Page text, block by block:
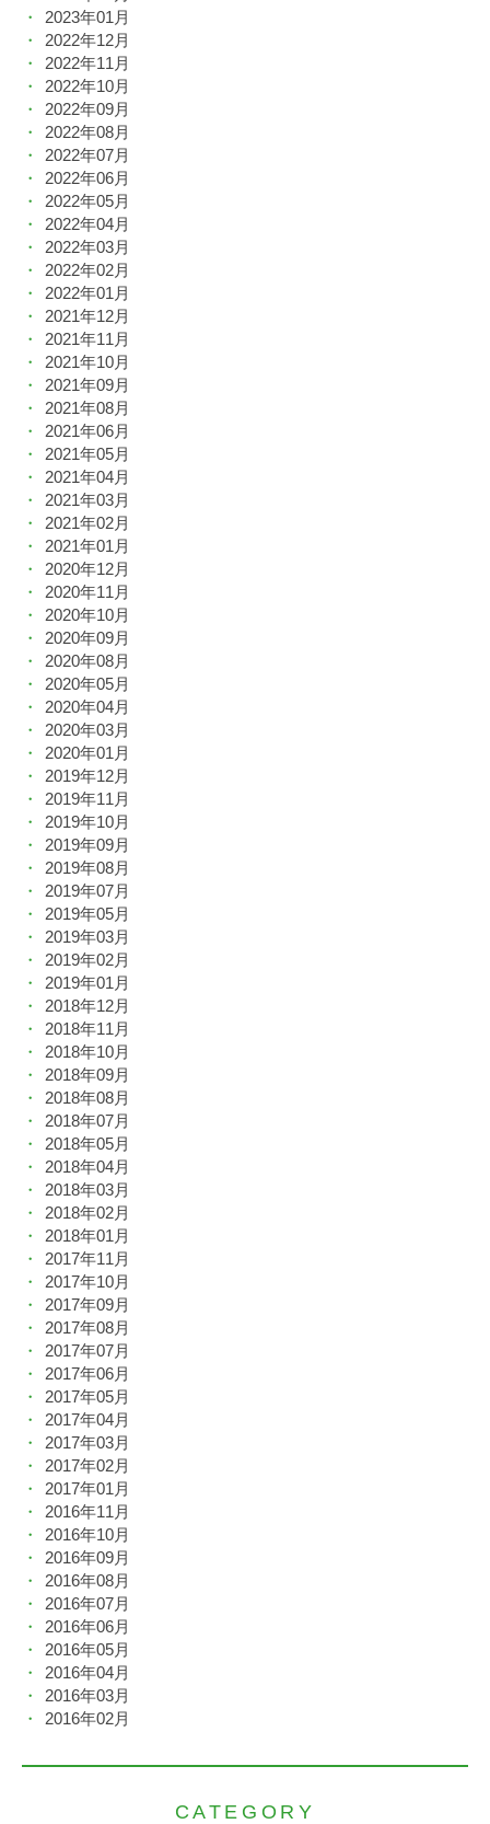
2023年01月
2022年12月
2022年11月
2022年10月
2022年09月
2022年08月
2022年07月
2022年06月
2022年05月
2022年04月
2022年03月
2022年02月
2022年01月
2021年12月
2021年11月
2021年10月
2021年09月
2021年08月
2021年06月
2021年05月
2021年04月
2021年03月
2021年02月
2021年01月
2020年12月
2020年11月
2020年10月
2020年09月
2020年08月
2020年05月
2020年04月
2020年03月
2020年01月
2019年12月
2019年11月
2019年10月
2019年09月
2019年08月
2019年07月
2019年05月
2019年03月
2019年02月
2019年01月
2018年12月
2018年11月
2018年10月
2018年09月
2018年08月
2018年07月
2018年05月
2018年04月
2018年03月
2018年02月
2018年01月
2017年11月
2017年10月
2017年09月
2017年08月
2017年07月
2017年06月
2017年05月
2017年04月
2017年03月
2017年02月
2017年01月
2016年11月
2016年10月
2016年09月
2016年08月
2016年07月
2016年06月
2016年05月
2016年04月
2016年03月
2016年02月
CATEGORY